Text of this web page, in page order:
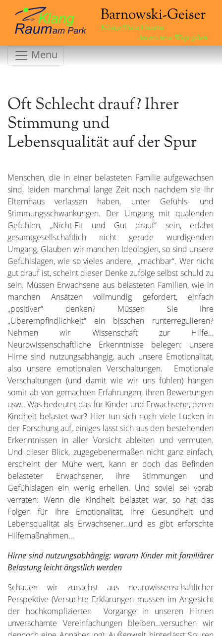
Klänge.Worte.Therapie
...kreativ neue Wege gehen
Menu
Oft Schlecht drauf? Ihrer
Stimmung und
Lebensqualität auf der Spur
Menschen, die in einer belasteten Familie aufgewachsen
sind, leiden manchmal lange Zeit noch nachdem sie ihr
Elternhaus verlassen haben, unter Gefühls- und
Stimmungsschwankungen. Der Umgang mit quälenden
Gefühlen, „Nicht-Fit und Gut drauf“ sein, erfährt
gesamtgesellschaftlich nicht gerade würdigenden
Umgang. Glauben wir manchen Ideologien, so sind unsere
Gefühlslagen, wie so vieles andere, „machbar“. Wer nicht
gut drauf ist, scheint dieser Denke zufolge selbst schuld zu
sein. Müssen Erwachsene aus belasteten Familien, wie in
manchen Ansätzen vollmundig gefordert, einfach
„positiver“ denken? Müssen Sie Ihre
„Überempfindlichkeit“ ein bisschen runterregulieren?
Nehmen wir Wissenschaft zur Hilfe…
Neurowissenschaftliche Erkenntnisse belegen: unsere
Hirne sind nutzungsabhängig, auch unsere Emotionalität,
also unsere emotionalen Verschaltungen. Emotionale
Verschaltungen (und damit wie wir uns fühlen) hängen
somit ab von gemachten Erfahrungen, ihren Bewertungen
usw.. Was bedeutet das für Kinder und Erwachsene, deren
Kindheit belastet war? Hier tun sich noch viele Lücken in
der Forschung auf, einiges lässt sich aus den bestehenden
Erkenntnissen in aller Vorsicht ableiten und vermuten.
Und dieser Blick, zugegebenermaßen nicht ganz einfach,
erscheint der Mühe wert, kann er doch das Befinden
belasteter Erwachsener, ihre Stimmungen und
Gefühlslagen ein wenig erhellen. Und soviel sei vorab
verraten: Wenn die Kindheit belastet war, so hat das
Folgen für Ihre Emotionalität, ihre Gesundheit und
Lebensqualität als Erwachsener…und es gibt erforschte
Hilfemaßnahmen…
Hirne sind nutzungsabhängig: warum Kinder mit familiärer
Belastung leicht ängstlich werden
Schauen wir zunächst aus neurowissenschaftlicher
Perspektive (Versuchte Erklärungen müssen im Angesicht
der hochkomplizierten Vorgänge in unseren Hirnen
unverschämte Vereinfachungen bleiben…versuchen wir